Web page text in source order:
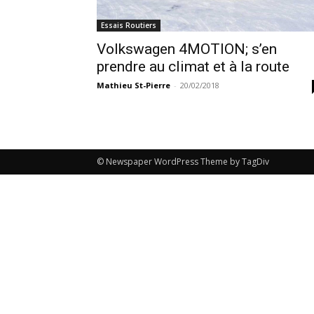
Essais Routiers
Volkswagen 4MOTION; s’en
prendre au climat et à la route
Mathieu St-Pierre - 20/02/2018
© Newspaper WordPress Theme by TagDiv